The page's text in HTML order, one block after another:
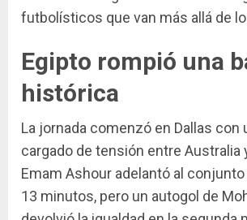
futbolísticos que van más allá de
Egipto rompió una
histórica
La jornada comenzó en Dallas con
cargado de tensión entre Australia
Emam Ashour adelantó al
13 minutos, pero un autogol de